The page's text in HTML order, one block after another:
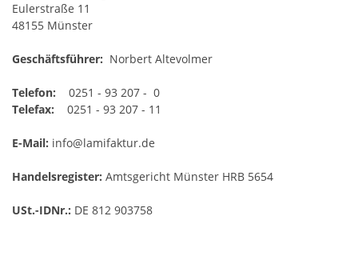
Eulerstraße 11
48155 Münster
Geschäftsführer: Norbert Altevolmer
Telefon:
0251 - 93 207 - 0
Telefax:
0251 - 93 207 - 11
E-Mail: info@lamifaktur.de
Handelsregister: Amtsgericht Münster HRB 5654
USt.-IDNr.: DE 812 903758